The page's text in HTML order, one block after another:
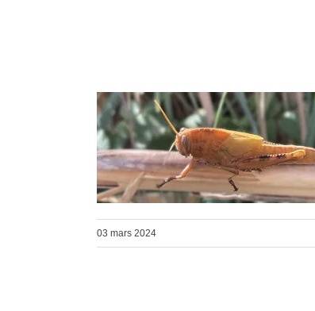
03 mars 2024